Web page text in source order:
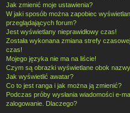
Jak zmienić moje ustawienia?
W jaki sposób można zapobiec
przeglądających forum?
Jest wyświetlany nieprawidłowy czas!
Została wykonana zmiana strefy
czas!
Mojego języka nie ma na liście!
Czym są obrazki wyświetlane obok
Jak wyświetlić awatar?
Co to jest ranga i jak można ją zmienić?
Podczas próby wysłania wiadomości e-
zalogowanie. Dlaczego?